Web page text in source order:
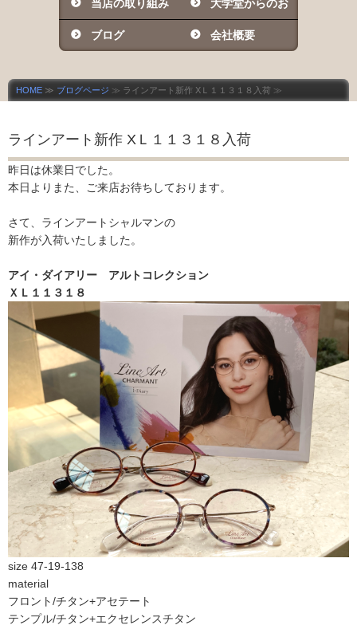
当店の取り組み 大学堂からのお
知らせ
ブログ 会社概要
HOME ≫ ブログページ ≫ ラインアート新作 XＬ１１３１８入荷 ≫
ラインアート新作 XＬ１１３１８入荷
昨日は休業日でした。
本日よりまた、ご来店お待ちしております。
さて、ラインアートシャルマンの
新作が入荷いたしました。
アイ・ダイアリー アルトコレクション
ＸＬ１１３１８
size 47-19-138
material
フロント/チタン+アセテート
テンプル/チタン+エクセレンスチタン